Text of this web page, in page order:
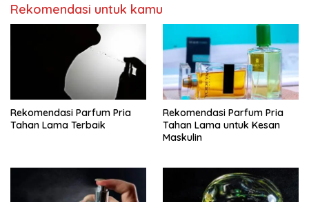
Rekomendasi untuk kamu
Rekomendasi Parfum Pria
Tahan Lama Terbaik
Rekomendasi Parfum Pria
Tahan Lama untuk Kesan
Maskulin